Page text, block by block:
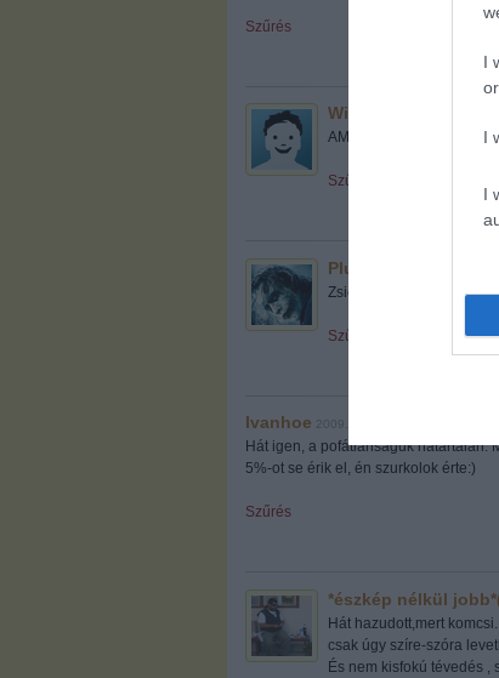
I
I
I
Szűrés
Win Elen
AMEN
Szűrés
Plutonic
Zsigeri reflex már a
Szűrés
Ivanhoe 2009.07.02. 14:14:27
Hát igen, a pofátlanságuk határtalan.
5%-ot se érik el, én szurkolok érte:)
Szűrés
*észkép nélkül
Hát hazudott,mert
csak úgy szíre-szóra
És nem kisfokú tévedés ,